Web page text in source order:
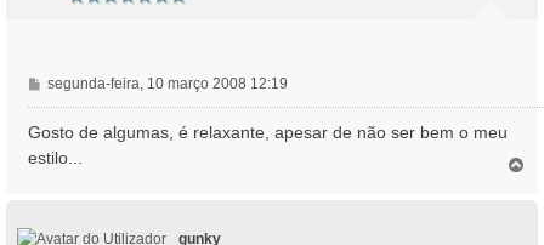
M
e
a
m
segunda-feira, 10 março 2008 12:19
Gosto de algumas, é relaxante, apesar de não ser bem o meu
estilo...
gunky